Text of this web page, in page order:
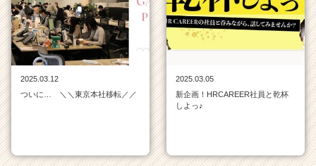
2025.03.12
ついに… ＼＼東京本社移転／／
2025.03.05
新企画！HRCAREER社員と乾杯
しよっ♪